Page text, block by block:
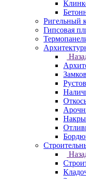
Ригельный
Гипсовая